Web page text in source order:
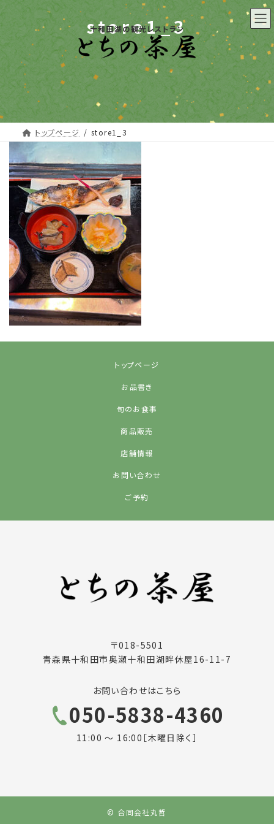
ン
ン
ツ
ッ
プ
ビ
ー
シ
移
動
十和田湖の観光レストラン
store1_3
トップページ store1_3
トップページ
お品書き
旬のお食事
商品販売
店舗情報
お問い合わせ
ご予約
〒018-5501
青森県十和田市奥瀬十和田湖畔休屋16-11-7
お問い合わせはこちら
050-5838-4360
11:00 ～ 16:00［木曜日除く］
© 合同会社丸哲